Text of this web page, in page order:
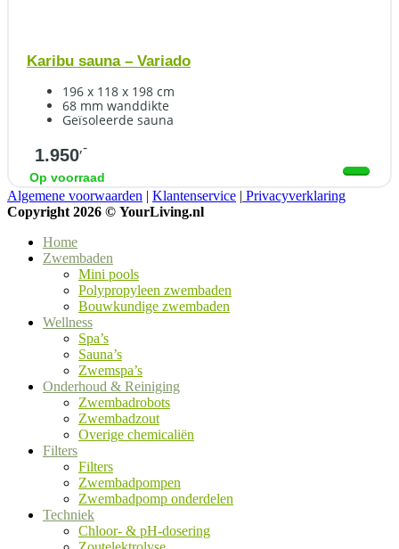
Karibu sauna – Variado
196 x 118 x 198 cm
68 mm wanddikte
Geïsoleerde sauna
1.950,-
Op voorraad
Algemene voorwaarden | Klantenservice | Privacyverklaring
Copyright 2026 © YourLiving.nl
Home
Zwembaden
Mini pools
Polypropyleen zwembaden
Bouwkundige zwembaden
Wellness
Spa’s
Sauna’s
Zwemspa’s
Onderhoud & Reiniging
Zwembadrobots
Zwembadzout
Overige chemicaliën
Filters
Filters
Zwembadpompen
Zwembadpomp onderdelen
Techniek
Chloor- & pH-dosering